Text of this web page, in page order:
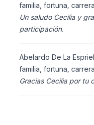
familia, fortuna,
presidencial 2026.
Un saludo Cecilia y
participación.
Abelardo De La
familia, fortuna,
presidencial 2026.